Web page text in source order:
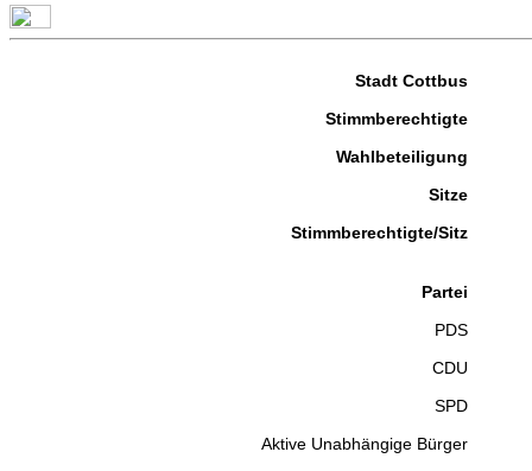
Stadt Cottbus
Stimmberechtigte
Wahlbeteiligung
Sitze
Stimmberechtigte/Sitz
Partei
PDS
CDU
SPD
Aktive Unabhängige Bürger